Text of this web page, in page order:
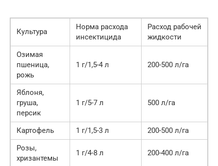
Культура
Норма расхода
инсектицида
Расход рабочей
жидкости
Озимая
пшеница,
рожь
1 г/1,5-4 л 200-500 л/га
Яблоня,
груша,
персик
1 г/5-7 л 500 л/га
Картофель 1 г/1,5-3 л
200-500 л/га
Розы,
хризантемы
1 г/4-8 л 200-400 л/га